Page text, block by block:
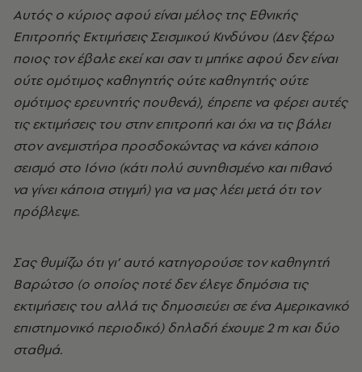
Αυτός ο κύριος αφού είναι μέλος της Εθνικής
Επιτροπής Εκτιμήσεις Σεισμικού Κινδύνου (Δεν ξέρω
ποιος τον έβαλε εκεί και σαν τι μπήκε αφού δεν είναι
ούτε ομότιμος καθηγητής ούτε καθηγητής ούτε
ομότιμος ερευνητής πουθενά), έπρεπε να φέρει αυτές
τις εκτιμήσεις του στην επιτροπή και όχι να τις βάλει
στον ανεμιστήρα προσδοκώντας να κάνει κάποιο
σεισμό στο Ιόνιο (κάτι πολύ συνηθισμένο και πιθανό
να γίνει κάποια στιγμή) για να μας λέει μετά ότι τον
πρόβλεψε.
Σας θυμίζω ότι γι’ αυτό κατηγορούσε τον καθηγητή
Βαρώτσο (ο οποίος ποτέ δεν έλεγε δημόσια τις
εκτιμήσεις του αλλά τις δημοσιεύει σε ένα Αμερικανικό
επιστημονικό περιοδικό) δηλαδή έχουμε 2 m και δύο
σταθμά.